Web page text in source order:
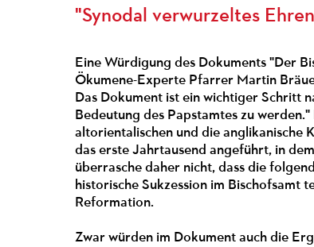
"Synodal verwurzeltes
Eine Würdigung des Dokuments "Der
Ökumene-Experte Pfarrer Martin
Das Dokument ist ein wichtiger Schritt
Bedeutung des Papstamtes zu
altorientalischen und die anglikanische
das erste Jahrtausend angeführt, in
überrasche daher nicht, dass die
historische Sukzession im Bischofsamt
Reformation.
Zwar würden im Dokument auch die